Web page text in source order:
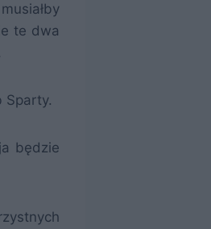
te dwa
Sparty.
będzie